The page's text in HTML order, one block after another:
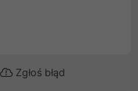
Zgłoś błąd